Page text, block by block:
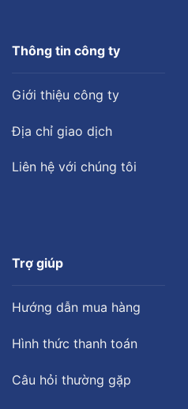
Thông tin công ty
Giới thiệu công ty
Địa chỉ giao dịch
Liên hệ với chúng tôi
Trợ giúp
Hướng dẫn mua hàng
Hình thức thanh toán
Câu hỏi thường gặp